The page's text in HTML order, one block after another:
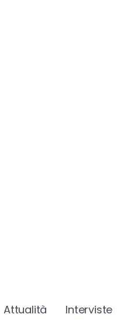
Attualità Interviste